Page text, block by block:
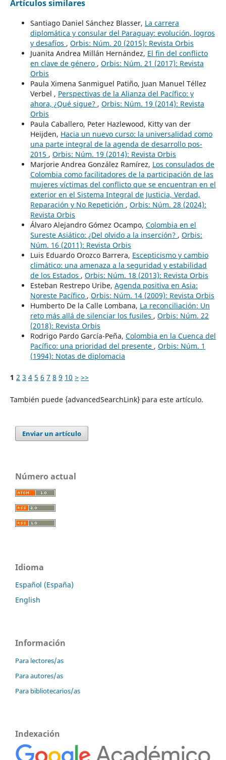
Artículos similares
Santiago Daniel Sánchez Blasser, La carrera
diplomática y consular del Paraguay: evolución, logros
y desafíos , Orbis: Núm. 20 (2015): Revista Orbis
Juanita Andrea Millán Hernández, El fin del conflicto
en clave de género , Orbis: Núm. 21 (2017): Revista
Orbis
Paula Ximena Sanmiguel Patiño, Juan Manuel Téllez
Verbel , Perspectivas de la Alianza del Pacífico: y
ahora, ¿Qué sigue? , Orbis: Núm. 19 (2014): Revista
Orbis
Paula Caballero, Peter Hazlewood, Kitty van der
Heijden, Hacia un nuevo curso: la universalidad como
una parte integral de la agenda de desarrollo pos-
2015 , Orbis: Núm. 19 (2014): Revista Orbis
Marjorie Andrea González Ramírez, Los consulados de
Colombia como facilitadores de la participación de las
mujeres víctimas del conflicto que se encuentran en el
exterior en el Sistema Integral de Justicia, Verdad,
Reparación y No Repetición , Orbis: Núm. 28 (2024):
Revista Orbis
Álvaro Alejandro Gómez Ocampo, Colombia en el
Sureste Asiático: ¿Del olvido a la inserción? , Orbis:
Núm. 16 (2011): Revista Orbis
Luis Eduardo Orozco Barrera, Escepticismo y cambio
climático: una amenaza a la seguridad y estabilidad
de los Estados , Orbis: Núm. 18 (2013): Revista Orbis
Esteban Restrepo Uribe, Agenda positiva en Asia:
Noreste Pacífico , Orbis: Núm. 14 (2009): Revista Orbis
Humberto De la Calle Lombana, La reconciliación: Un
reto más allá de silenciar los fusiles , Orbis: Núm. 22
(2018): Revista Orbis
Rodrigo Pardo García-Peña, Colombia en la Cuenca del
Pacífico: una prioridad del presente , Orbis: Núm. 1
(1994): Notas de diplomacia
1 2 3 4 5 6 7 8 9 10 > >>
También puede {advancedSearchLink} para este artículo.
Enviar un artículo
Número actual
Idioma
Español (España)
English
Información
Para lectores/as
Para autores/as
Para bibliotecarios/as
Indexación